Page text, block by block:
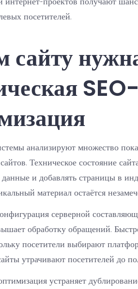
посетителей.
сайту
SEO-
анализируют множество
Техническое состояние
данные и добавлять страницы в
материал остаётся
серверной
обработку обращений.
посетители выбирают
утрачивают посетителей до
устраняет